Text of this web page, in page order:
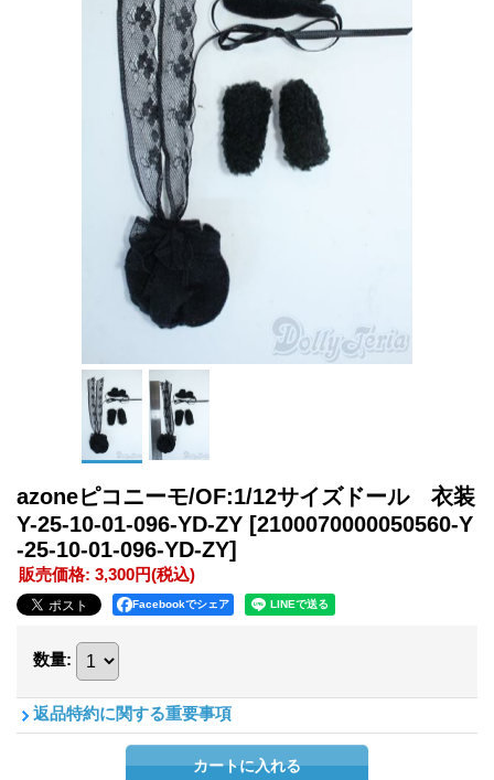
azoneピコニーモ/OF:1/12サイズドール 衣装
Y-25-10-01-096-YD-ZY [2100070000050560-Y
-25-10-01-096-YD-ZY]
販売価格: 3,300円(税込)
Facebookでシェア
数量:
返品特約に関する重要事項